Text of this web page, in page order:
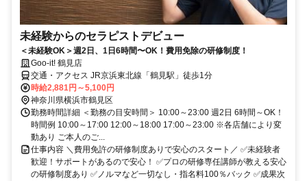
未経験からのセラピストデビュー
＜未経験OK＞週2日、1日6時間〜OK！費用免除の研修制度！
Goo-it! 鶴見店
交通・アクセス JR京浜東北線「鶴見駅」徒歩1分
時給2,881円～5,100円
神奈川県横浜市鶴見区
勤務時間詳細 ＜勤務の目安時間＞ 10:00～23:00 週2日 6時間～OK！
時間例 10:00～17:00 12:00～18:00 17:00～23:00 ※各店舗により変
動あり ご本人のご...
仕事内容 ＼費用免許の研修制度ありで安心のスタート／ ✅未経験者
歓迎！サポートがあるので安心！ ✅プロの研修専任講師が教える安心
の研修制度あり ✅ノルマなど一切なし・指名料100％バック ✅成果次